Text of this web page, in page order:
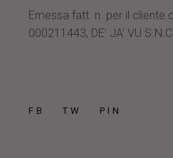
Emessa fatt. n. per il cliente
000211443, DE’ JA’ VU
FB TW PIN